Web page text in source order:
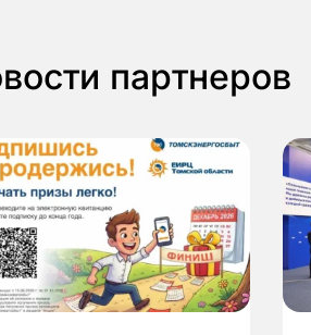
партнеров